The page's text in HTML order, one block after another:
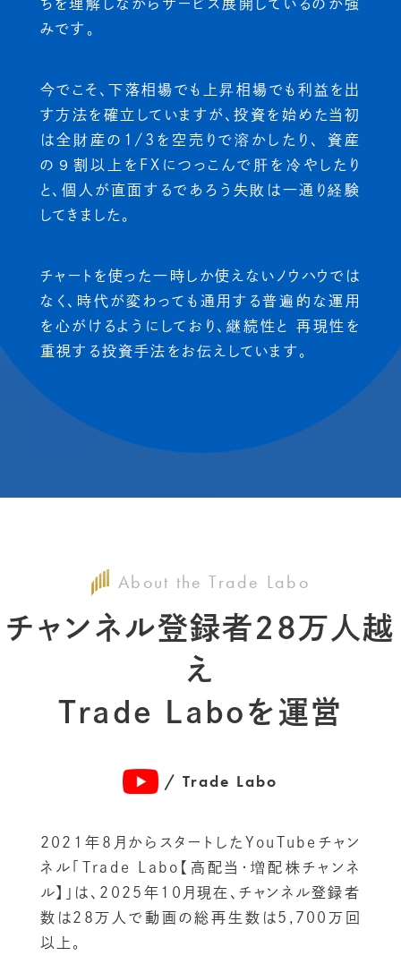
ちを理解しながらサービス展開しているのが強
みです。
今でこそ、下落相場でも上昇相場でも利益を出
す方法を確立していますが、投資を始めた当初
は全財産の1/3を空売りで溶かしたり、 資産
の９割以上をFXにつっこんで肝を冷やしたり
と、個人が直面するであろう失敗は一通り経験
してきました。
チャートを使った一時しか使えないノウハウでは
なく、時代が変わっても通用する普遍的な運用
を心がけるようにしており、継続性と 再現性を
重視する投資手法をお伝えしています。
About the Trade Labo
チャンネル登録者28万人越
え
Trade Laboを運営
/ Trade Labo
2021年8月からスタートしたYouTubeチャン
ネル「Trade Labo【高配当・増配株チャンネ
ル】」は、2025年10月現在、チャンネル登録者
数は28万人で動画の総再生数は5,700万回
以上。